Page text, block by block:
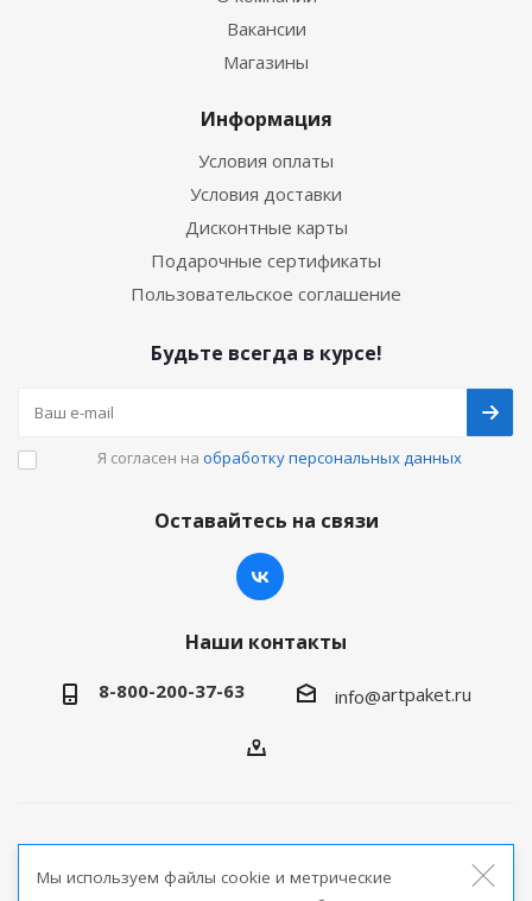
Вакансии
Магазины
Информация
Условия оплаты
Условия доставки
Дисконтные карты
Подарочные сертификаты
Пользовательское соглашение
Будьте всегда в курсе!
Я согласен на обработку персональных данных
Оставайтесь на связи
Наши контакты
8-800-200-37-63 info@artpaket.ru
продукции
Мы используем файлы cookie и метрические